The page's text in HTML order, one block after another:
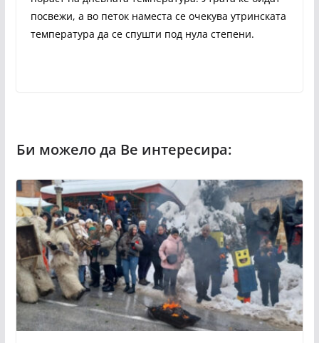
посвежи, a во петок наместа се очекува утринската
температура да се спушти под нула степени.